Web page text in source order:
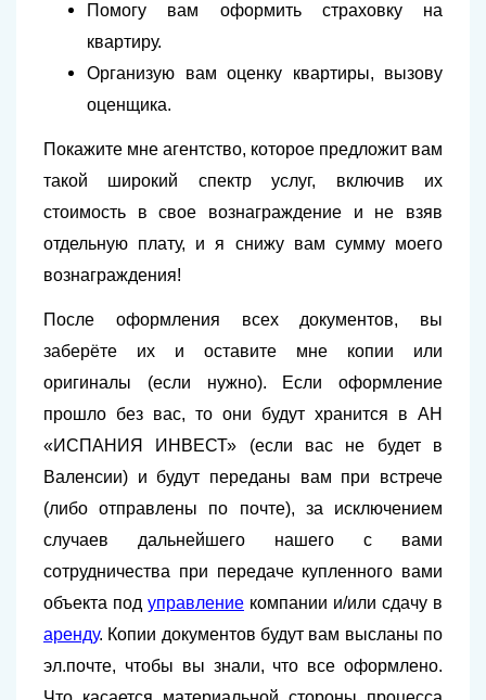
Помогу вам оформить страховку на
квартиру.
Организую вам оценку квартиры, вызову
оценщика.
Покажите мне агентство, которое предложит вам
такой широкий спектр услуг, включив их
стоимость в свое вознаграждение и не взяв
отдельную плату, и я снижу вам сумму моего
вознаграждения!
После оформления всех документов, вы
заберёте их и оставите мне копии или
оригиналы (если нужно). Если оформление
прошло без вас, то они будут хранится в АН
«ИСПАНИЯ ИНВЕСТ» (если вас не будет в
Валенсии) и будут переданы вам при встрече
(либо отправлены по почте), за исключением
случаев дальнейшего нашего с вами
сотрудничества при передаче купленного вами
объекта под управление компании и/или сдачу в
аренду. Копии документов будут вам высланы по
эл.почте, чтобы вы знали, что все оформлено.